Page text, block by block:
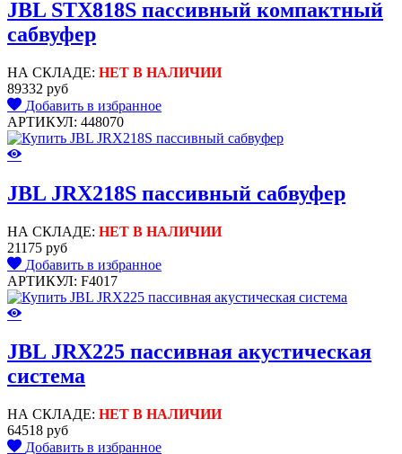
JBL STX818S пассивный компактный
сабвуфер
НА СКЛАДЕ: НЕТ В НАЛИЧИИ
89332 руб
Добавить в избранное
АРТИКУЛ: 448070
JBL JRX218S пассивный сабвуфер
НА СКЛАДЕ: НЕТ В НАЛИЧИИ
21175 руб
Добавить в избранное
АРТИКУЛ: F4017
JBL JRX225 пассивная акустическая
система
НА СКЛАДЕ: НЕТ В НАЛИЧИИ
64518 руб
Добавить в избранное